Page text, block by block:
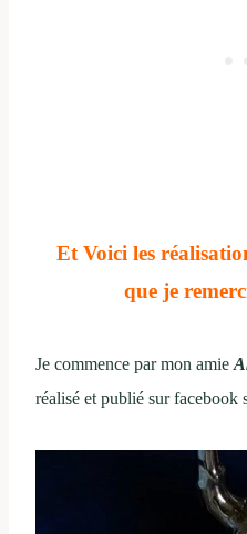
Et Voici les
que je
Je commence par mon amie
réalisé et publié sur facebook